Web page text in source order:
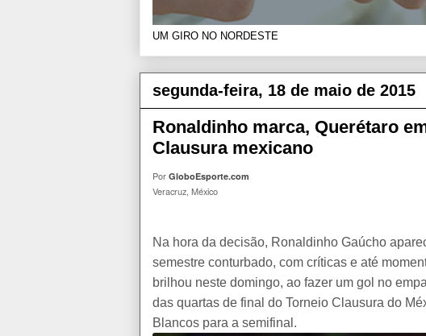
UM GIRO NO NORDESTE
segunda-feira, 18 de maio de 2015
Ronaldinho marca, Querétaro
Clausura mexicano
Por GloboEsporte.com
Veracruz, México
Na hora da decisão, Ronaldinho Gaúcho
semestre conturbado, com críticas e até
brilhou neste domingo, ao fazer um gol no
das quartas de final do Torneio Clausura do
Blancos para a semifinal.